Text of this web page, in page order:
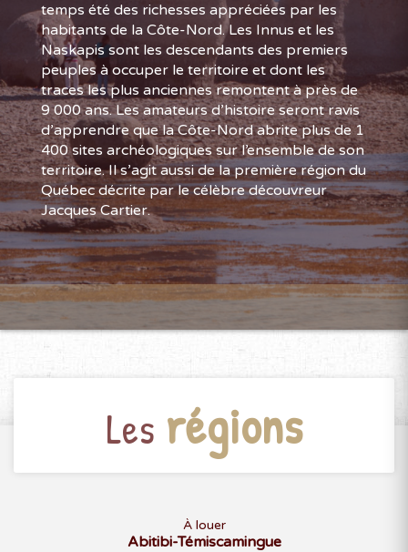
temps été des richesses appréciées par les
habitants de la Côte-Nord. Les Innus et les
Naskapis sont les descendants des premiers
peuples à occuper le territoire et dont les
traces les plus anciennes remontent à près de
9 000 ans. Les amateurs d’histoire seront ravis
d’apprendre que la Côte-Nord abrite plus de 1
400 sites archéologiques sur l’ensemble de son
territoire. Il s’agit aussi de la première région du
Québec décrite par le célèbre découvreur
Jacques Cartier.
Les régions
À louer
Abitibi-Témiscamingue